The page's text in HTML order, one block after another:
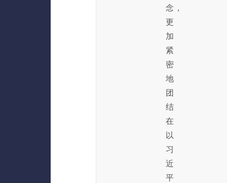
念，
更
加
紧
密
地
团
结
在
以
习
近
平